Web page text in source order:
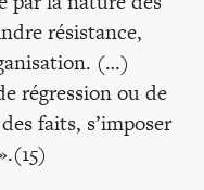
résistance,
(…)
régression ou de
faits, s’imposer